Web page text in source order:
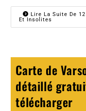
Lire La Suite De
Et Insolites
Carte de
détaillé
télécharger